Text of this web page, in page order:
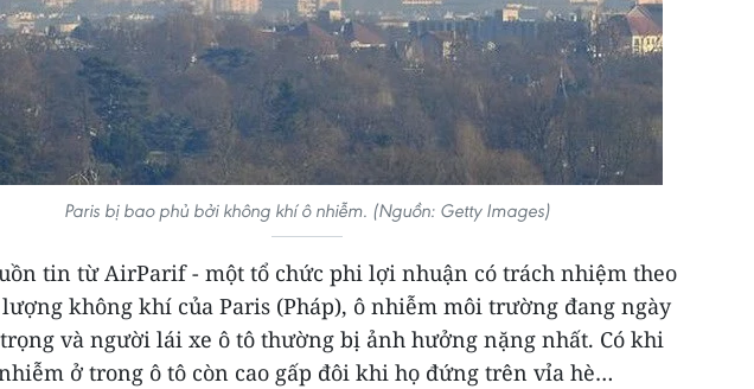
Paris bị bao phủ bởi không khí ô nhiễm. (Nguồn: Getty Images)
tin từ AirParif - một tổ chức phi lợi nhuận có trách nhiệm theo
không khí của Paris (Pháp), ô nhiễm môi trường đang ngày
và người lái xe ô tô thường bị ảnh hưởng nặng nhất. Có khi
ở trong ô tô còn cao gấp đôi khi họ đứng trên vỉa hè…